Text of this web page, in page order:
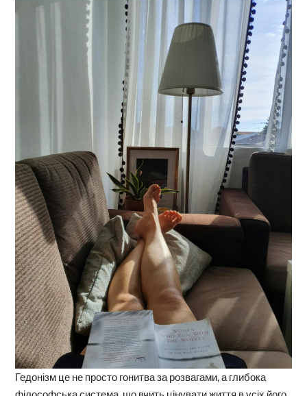
Гедонізм це не просто гонитва за розвагами, а глибока